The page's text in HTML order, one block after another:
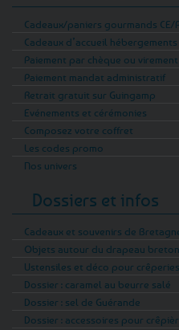
Cadeaux/paniers gourmands CE/
Cadeaux d’accueil
Paiement par chèque ou virement
Paiement mandat administratif
Retrait gratuit sur Guingamp
Evénements et cérémonies
Composez votre coffret
Les codes promo
Nos univers
Dossiers et infos
Cadeaux et souvenirs de
Objets autour du drapeau breton
Ustensiles et déco pour crêperies
Dossier : caramel au beurre salé
Dossier : sel de Guérande
Dossier : accessoires pour